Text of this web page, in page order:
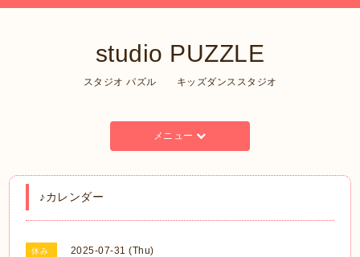
studio PUZZLE
スタジオ パズル キッズダンススタジオ
メニュー
♪カレンダー
休み 2025-07-31 (Thu)